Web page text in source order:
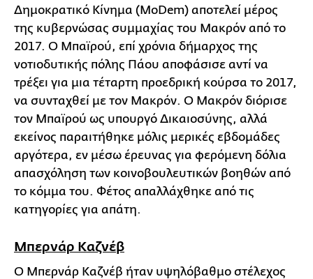
Δημοκρατικό Κίνημα (MoDem) αποτελεί μέρος
της κυβερνώσας συμμαχίας του Μακρόν από το
2017. Ο Μπαϊρού, επί χρόνια δήμαρχος της
νοτιοδυτικής πόλης Πάου αποφάσισε αντί να
τρέξει για μια τέταρτη προεδρική κούρσα το 2017,
να συνταχθεί με τον Μακρόν. Ο Μακρόν διόρισε
τον Μπαϊρού ως υπουργό Δικαιοσύνης, αλλά
εκείνος παραιτήθηκε μόλις μερικές εβδομάδες
αργότερα, εν μέσω έρευνας για φερόμενη δόλια
απασχόληση των κοινοβουλευτικών βοηθών από
το κόμμα του. Φέτος απαλλάχθηκε από τις
κατηγορίες για απάτη.
Μπερνάρ Καζνέβ
Ο Μπερνάρ Καζνέβ ήταν υψηλόβαθμο στέλεχος